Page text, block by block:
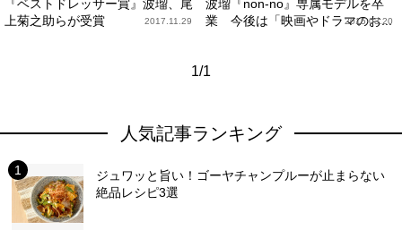
『ベストドレッサー賞』波瑠、尾
上菊之助らが受賞
2017.11.29
波瑠『non-no』専属モデルを卒
業 今後は「映画やドラマのお...
2015.03.20
1/1
人気記事ランキング
ジュワッと旨い！ゴーヤチャンプルーが止まらない
絶品レシピ3選